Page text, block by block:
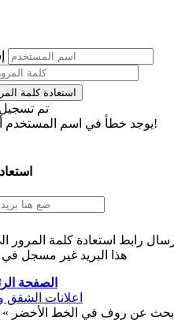
استعادة كلمة
تم
يوجد خطأ في اسم المستخدم أو كلمة المرور!
هذا البريد غير مسجل في
الصفحة
اعلانات الشقق
بحث عن روف في الخط الأخضر »